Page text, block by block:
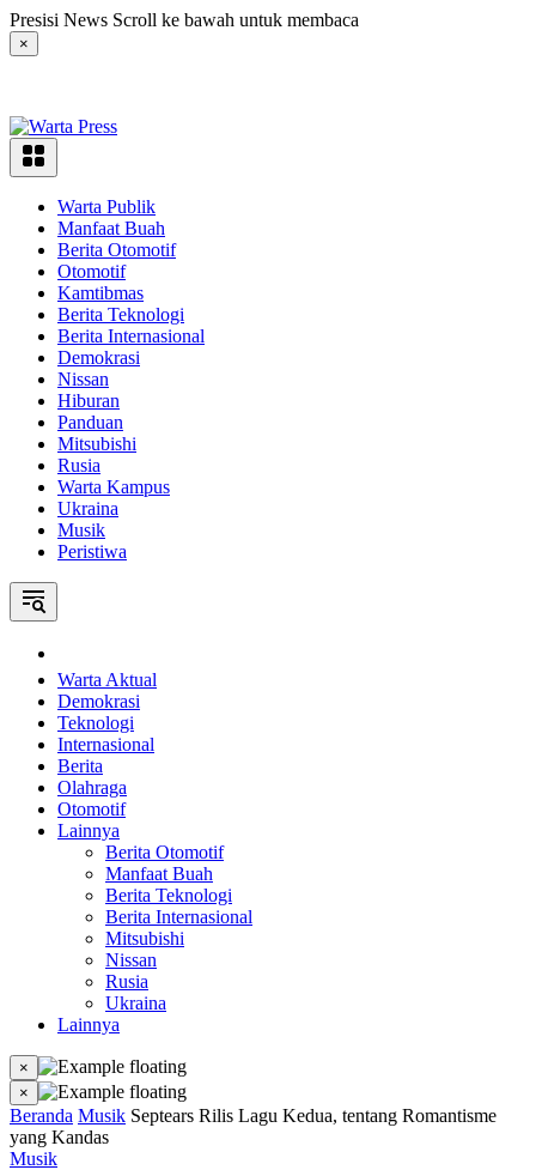
Langsung
ke
konten
Presisi News Scroll ke bawah untuk membaca
×
Warta Publik
Manfaat Buah
Berita Otomotif
Otomotif
Kamtibmas
Berita Teknologi
Berita Internasional
Demokrasi
Nissan
Hiburan
Panduan
Mitsubishi
Rusia
Warta Kampus
Ukraina
Musik
Peristiwa
Warta Aktual
Demokrasi
Teknologi
Internasional
Berita
Olahraga
Otomotif
Lainnya
Berita Otomotif
Manfaat Buah
Berita Teknologi
Berita Internasional
Mitsubishi
Nissan
Rusia
Ukraina
Lainnya
×
×
Beranda Musik Septears Rilis Lagu Kedua, tentang Romantisme
yang Kandas
Musik